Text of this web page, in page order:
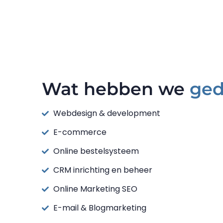
Wat hebben we
Webdesign & development
E-commerce
Online bestelsysteem
CRM inrichting en beheer
Online Marketing SEO
E-mail & Blogmarketing